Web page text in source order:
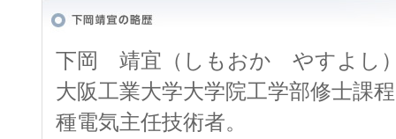
下岡 靖宜（しもおか やすよし
大阪工業大学大学院工学部修士課
種電気主任技術者。